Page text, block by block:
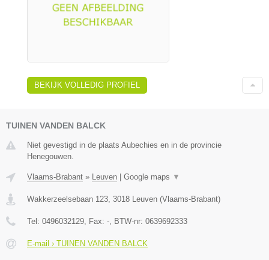
BEKIJK VOLLEDIG PROFIEL
TUINEN VANDEN BALCK
Niet gevestigd in de plaats Aubechies en in de provincie
Henegouwen.
Vlaams-Brabant » Leuven Google maps ▼
Wakkerzeelsebaan 123 3018 Leuven (Vlaams-Brabant)
Tel: 0496032129 , Fax: - , BTW-nr: 0639692333
E-mail › TUINEN VANDEN BALCK